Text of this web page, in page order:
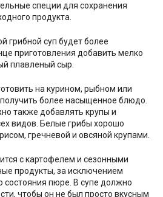
специи для сохранения
продукта.
грибной суп будет более
приготовления добавить мелко
плавленый сыр.
на курином, рыбном или
более насыщенное блюдо.
также добавлять крупы и
видов. Белые грибы хорошо
гречневой и овсяной крупами.
с картофелем и сезонными
продукты, за исключением
состояния пюре. В супе должно
чтобы он не был просто вкусным